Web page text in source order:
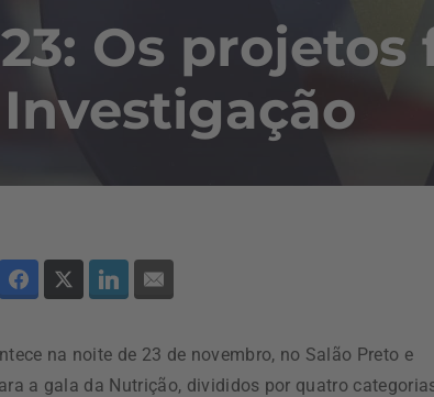
Os
Investigação
na noite de 23 de novembro, no Salão Preto e
a gala da Nutrição, divididos por quatro